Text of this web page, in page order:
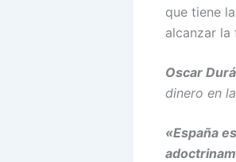
que tiene
alcanzar la
Oscar
dinero en
«España